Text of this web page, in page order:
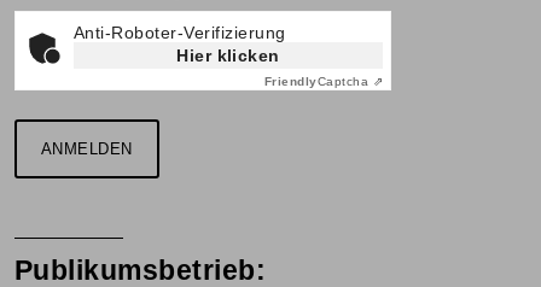
Anti-Roboter-Verifizierung
Hier klicken
FriendlyCaptcha ⇗
ANMELDEN
Publikumsbetrieb: